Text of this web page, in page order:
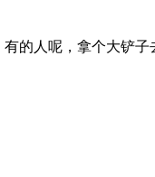
的人呢，拿个大铲